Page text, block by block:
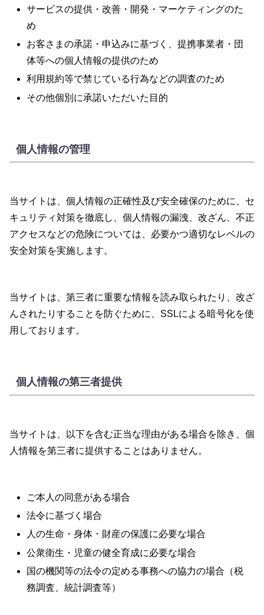
サービスの提供・改善・開発・マーケティングのた
め
お客さまの承諾・申込みに基づく、提携事業者・団
体等への個人情報の提供のため
利用規約等で禁じている行為などの調査のため
その他個別に承諾いただいた目的
個人情報の管理
当サイトは、個人情報の正確性及び安全確保のために、セ
キュリティ対策を徹底し、個人情報の漏洩、改ざん、不正
アクセスなどの危険については、必要かつ適切なレベルの
安全対策を実施します。
当サイトは、第三者に重要な情報を読み取られたり、改ざ
んされたりすることを防ぐために、SSLによる暗号化を使
用しております。
個人情報の第三者提供
当サイトは、以下を含む正当な理由がある場合を除き、個
人情報を第三者に提供することはありません。
ご本人の同意がある場合
法令に基づく場合
人の生命・身体・財産の保護に必要な場合
公衆衛生・児童の健全育成に必要な場合
国の機関等の法令の定める事務への協力の場合（税
務調査、統計調査等）